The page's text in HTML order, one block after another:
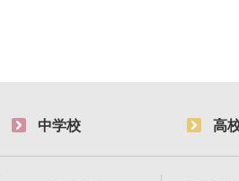
中学校 高